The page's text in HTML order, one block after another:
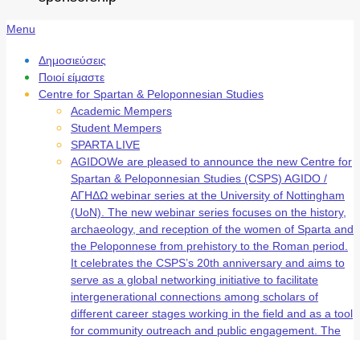
Secondary
Menu
Menu
Δημοσιεύσεις
Ποιοί είμαστε
Centre for Spartan & Peloponnesian Studies
Academic Mempers
Student Mempers
SPARTA LIVE
AGIDOWe are pleased to announce the new Centre for
Spartan & Peloponnesian Studies (CSPS) AGIDO /
ΑΓΗΔΩ webinar series at the University of Nottingham
(UoN). The new webinar series focuses on the history,
archaeology, and reception of the women of Sparta and
the Peloponnese from prehistory to the Roman period.
It celebrates the CSPS’s 20th anniversary and aims to
serve as a global networking initiative to facilitate
intergenerational connections among scholars of
different career stages working in the field and as a tool
for community outreach and public engagement. The